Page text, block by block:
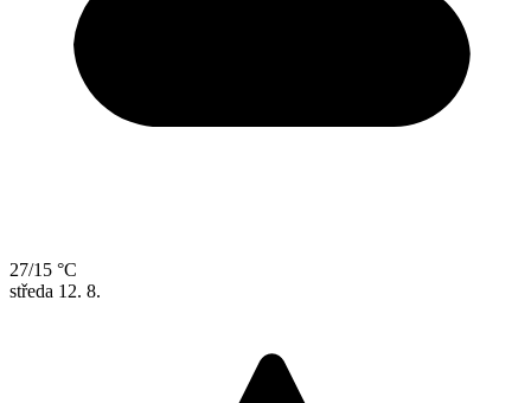
27/15 °C
středa 12. 8.